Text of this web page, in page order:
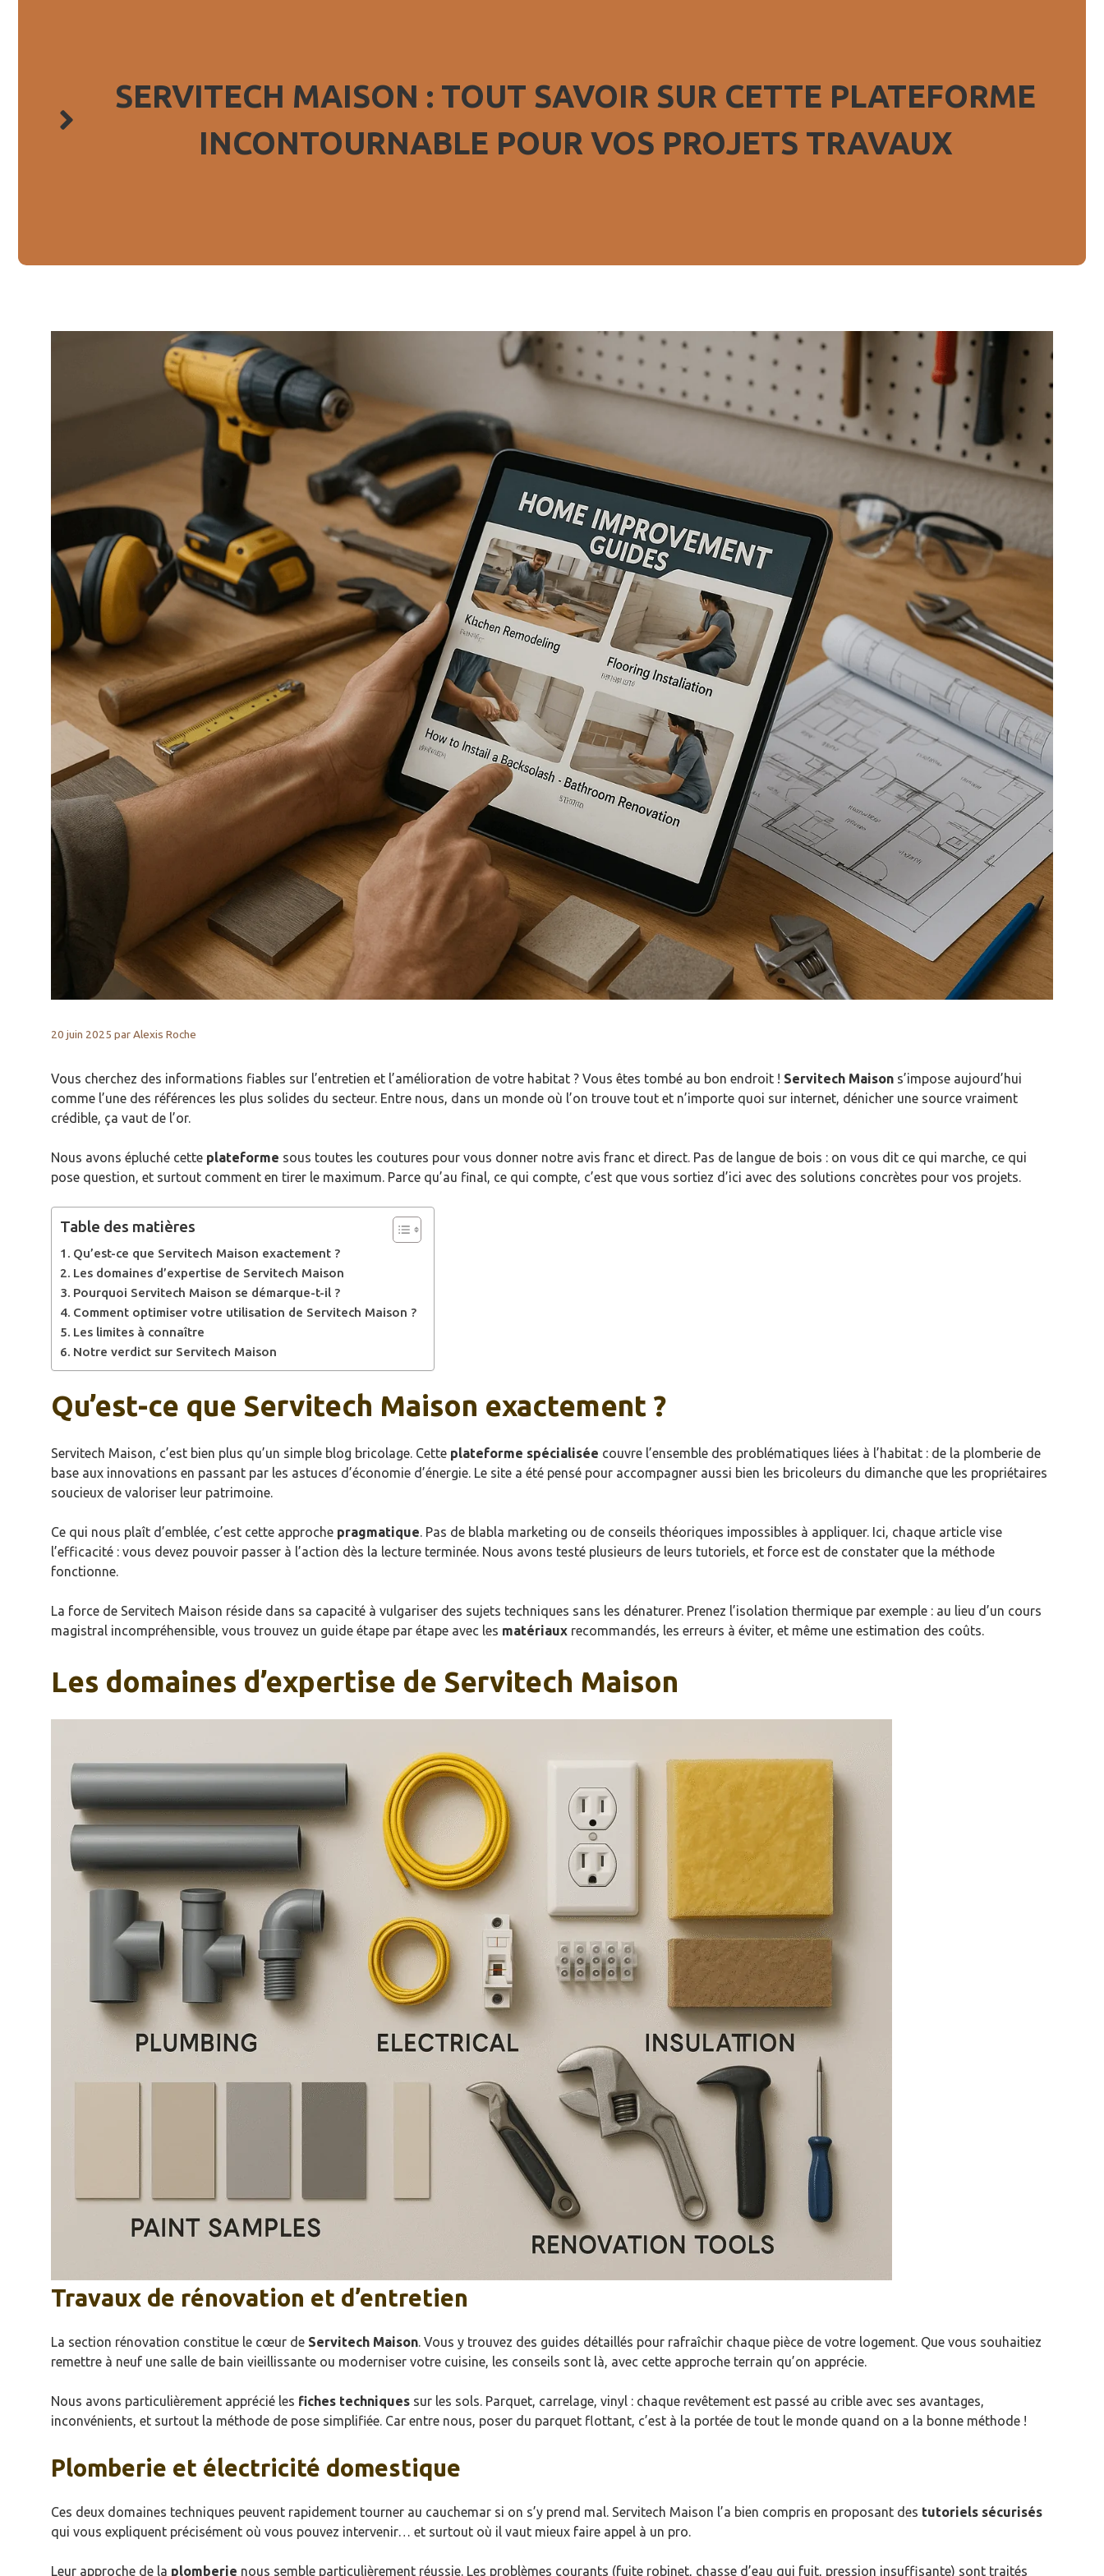
SERVITECH MAISON : TOUT SAVOIR SUR CETTE PLATEFORME
INCONTOURNABLE POUR VOS PROJETS TRAVAUX
20 juin 2025 parAlexis Roche
Vous cherchez des informations fiables sur l’entretien et l’amélioration de votre habitat ? Vous êtes tombé au bon endroit ! Servitech Maison s’impose aujourd’hui
comme l’une des références les plus solides du secteur. Entre nous, dans un monde où l’on trouve tout et n’importe quoi sur internet, dénicher une source vraiment
crédible, ça vaut de l’or.
Nous avons épluché cette plateforme sous toutes les coutures pour vous donner notre avis franc et direct. Pas de langue de bois : on vous dit ce qui marche, ce qui
pose question, et surtout comment en tirer le maximum. Parce qu’au final, ce qui compte, c’est que vous sortiez d’ici avec des solutions concrètes pour vos projets.
Table des matières
Qu’est-ce que Servitech Maison exactement ?
Les domaines d’expertise de Servitech Maison
Pourquoi Servitech Maison se démarque-t-il ?
Comment optimiser votre utilisation de Servitech Maison ?
Les limites à connaître
Notre verdict sur Servitech Maison
Qu’est-ce que Servitech Maison exactement ?
Servitech Maison, c’est bien plus qu’un simple blog bricolage. Cette plateforme spécialisée couvre l’ensemble des problématiques liées à l’habitat : de la plomberie de
base aux innovations en passant par les astuces d’économie d’énergie. Le site a été pensé pour accompagner aussi bien les bricoleurs du dimanche que les propriétaires
soucieux de valoriser leur patrimoine.
Ce qui nous plaît d’emblée, c’est cette approche pragmatique . Pas de blabla marketing ou de conseils théoriques impossibles à appliquer. Ici, chaque article vise
l’efficacité : vous devez pouvoir passer à l’action dès la lecture terminée. Nous avons testé plusieurs de leurs tutoriels, et force est de constater que la méthode
fonctionne.
La force de Servitech Maison réside dans sa capacité à vulgariser des sujets techniques sans les dénaturer. Prenez l’isolation thermique par exemple : au lieu d’un cours
magistral incompréhensible, vous trouvez un guide étape par étape avec les matériaux recommandés, les erreurs à éviter, et même une estimation des coûts.
Les domaines d’expertise de Servitech Maison
Travaux de rénovation et d’entretien
La section rénovation constitue le cœur de Servitech Maison . Vous y trouvez des guides détaillés pour rafraîchir chaque pièce de votre logement. Que vous souhaitiez
remettre à neuf une salle de bain vieillissante ou moderniser votre cuisine, les conseils sont là, avec cette approche terrain qu’on apprécie.
Nous avons particulièrement apprécié les fiches techniques sur les sols. Parquet, carrelage, vinyl : chaque revêtement est passé au crible avec ses avantages,
inconvénients, et surtout la méthode de pose simplifiée. Car entre nous, poser du parquet flottant, c’est à la portée de tout le monde quand on a la bonne méthode !
Plomberie et électricité domestique
Ces deux domaines techniques peuvent rapidement tourner au cauchemar si on s’y prend mal. Servitech Maison l’a bien compris en proposant des tutoriels sécurisés
qui vous expliquent précisément où vous pouvez intervenir… et surtout où il vaut mieux faire appel à un pro.
Leur approche de la plomberie nous semble particulièrement réussie. Les problèmes courants (fuite robinet, chasse d’eau qui fuit, pression insuffisante) sont traités